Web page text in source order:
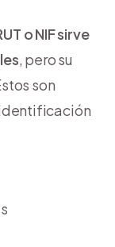
o NIF sirve
, pero su
son